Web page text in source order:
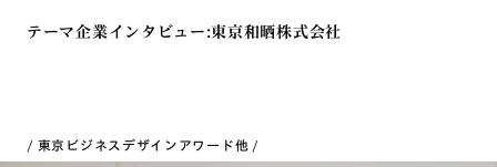
テーマ企業インタビュー:東京和晒株式会社
東京ビジネスデザインアワード他